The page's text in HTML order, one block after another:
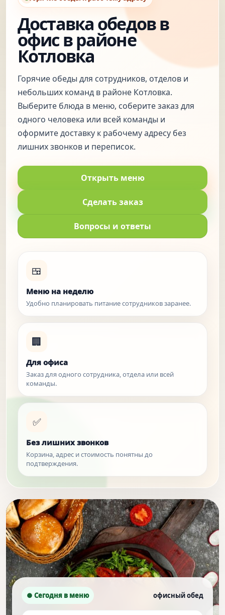
Доставка обедов в
офис в районе
Котловка
Горячие обеды для сотрудников, отделов и
небольших команд в районе Котловка.
Выберите блюда в меню, соберите заказ для
одного человека или всей команды и
оформите доставку к рабочему адресу без
лишних звонков и переписок.
Открыть меню
Сделать заказ
Вопросы и ответы
🍱
Меню на неделю
Удобно планировать питание сотрудников заранее.
🏢
Для офиса
Заказ для одного сотрудника, отдела или всей
команды.
✅
Без лишних звонков
Корзина, адрес и стоимость понятны до
подтверждения.
● Сегодня в меню офисный обед